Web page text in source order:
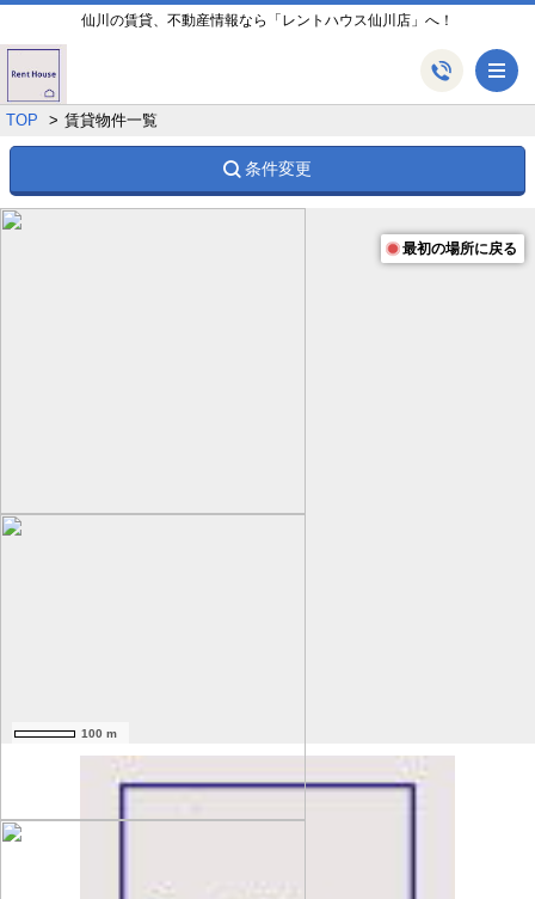
仙川の賃貸、不動産情報なら「レントハウス仙川店」へ！
TOP 賃貸物件一覧
条件変更
100 m
最初の場所に戻る